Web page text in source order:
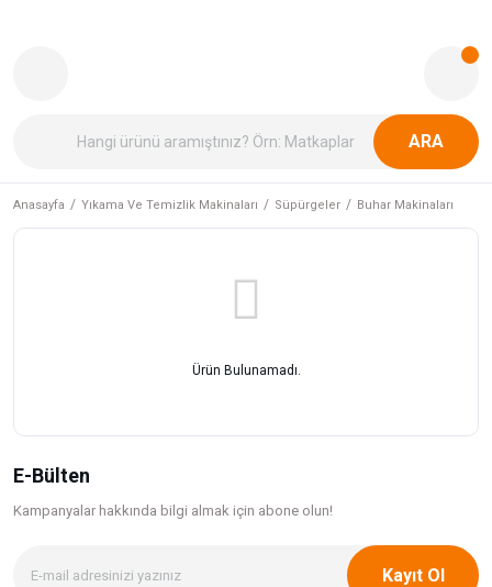
ARA
Anasayfa Yıkama Ve Temizlik Makinaları Süpürgeler Buhar Makinaları
Ürün Bulunamadı.
E-Bülten
Kampanyalar hakkında bilgi almak için abone olun!
Kayıt Ol